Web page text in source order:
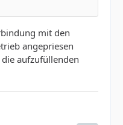
mit den
angepriesen
aufzufüllenden